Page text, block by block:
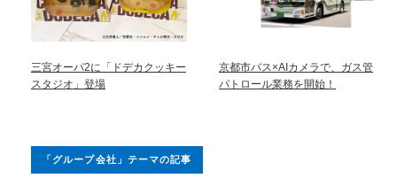
三宮オーパ2に「ドデカクッキー
スタジオ」登場
京都市バス×AIカメラで、ガス管
パトロール業務を開始！
「グループ会社」テーマの記事